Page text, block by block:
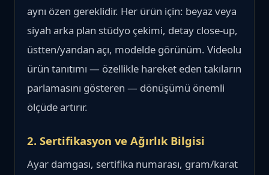
aynı özen gereklidir. Her ürün için: beyaz veya
siyah arka plan stüdyo çekimi, detay close-up,
üstten/yandan açı, modelde görünüm. Videolu
ürün tanıtımı — özellikle hareket eden takıların
parlamasını gösteren — dönüşümü önemli
ölçüde artırır.
2. Sertifikasyon ve Ağırlık Bilgisi
Ayar damgası, sertifika numarası, gram/karat